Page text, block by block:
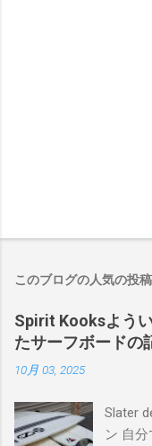
このブログの人気の投稿
Spirit Kooksよう
たサーフボードの
10月 03, 2025
Slater
ン 自